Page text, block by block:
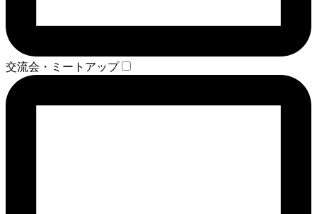
交流会・ミートアップ